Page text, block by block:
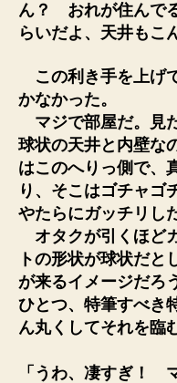
ん？ おれが住んで
らいだよ、天井もこ
この利き手を上げ
かなかった。
マジで部屋だ。見
球状の天井と内壁な
はこのへりっ側で、
り、そこはゴチャゴ
やたらにガッチリし
オタクが引くほど
トの形状が球状だと
が来るイメージだろ
ひとつ、特筆すべき
ん丸くしてそれを臨
「うわ、凄すぎ！